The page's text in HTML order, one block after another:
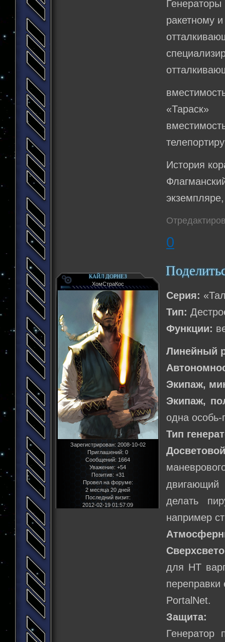
ракетному
«Тараск»
История
0
КАЙЛ ДОРНЕЗ
ХомСтраКос
Зарегистрирован: 2008-10-02
Приглашений: 0
Сообщений: 1664
Уважение: +54
Позитив: +31
Провел на форуме:
2 месяца 20 дней
Последний визит:
2012-02-19 01:57:09
Серия:
Тип:
Функции:
Линейный
Экипаж,
Экипаж,
одна особь-
Тип
делать
например
для НТ
PortalNet.
Защита:
Генератор